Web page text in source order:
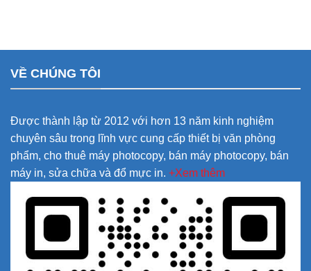
VỀ CHÚNG TÔI
Được thành lập từ 2012 với hơn 13 năm kinh nghiệm
chuyên sâu trong lĩnh vực cung cấp thiết bị văn phòng
phẩm, cho thuê máy photocopy, bán máy photocopy, bán
máy in, sửa chữa và đổ mực in. +Xem thêm